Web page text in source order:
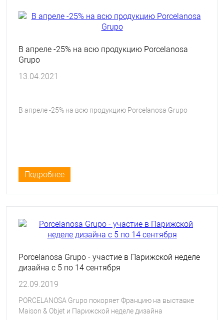
В апреле -25% на всю продукцию Porcelanosa
Grupo
13.04.2021
В апреле -25% на всю продукцию Porcelanosa Grupo
Подробнее
Porcelanosa Grupo - участие в Парижской неделе
дизайна с 5 по 14 сентября
22.09.2019
PORCELANOSA Grupo покоряет Францию на выставке
Maison & Objet и Парижской неделе дизайна